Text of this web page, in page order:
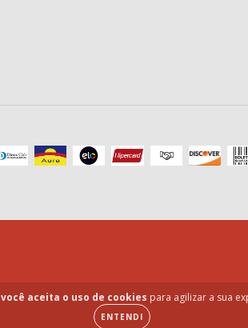
você aceita o uso de cookies para agilizar a sua
ENTENDI